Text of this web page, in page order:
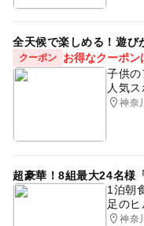
全天候で楽しめる！遊び
クーポン
お得なクーポン
子供の
人気ス
神奈
超豪華！8組最大24名様
1泊朝
足の
神奈